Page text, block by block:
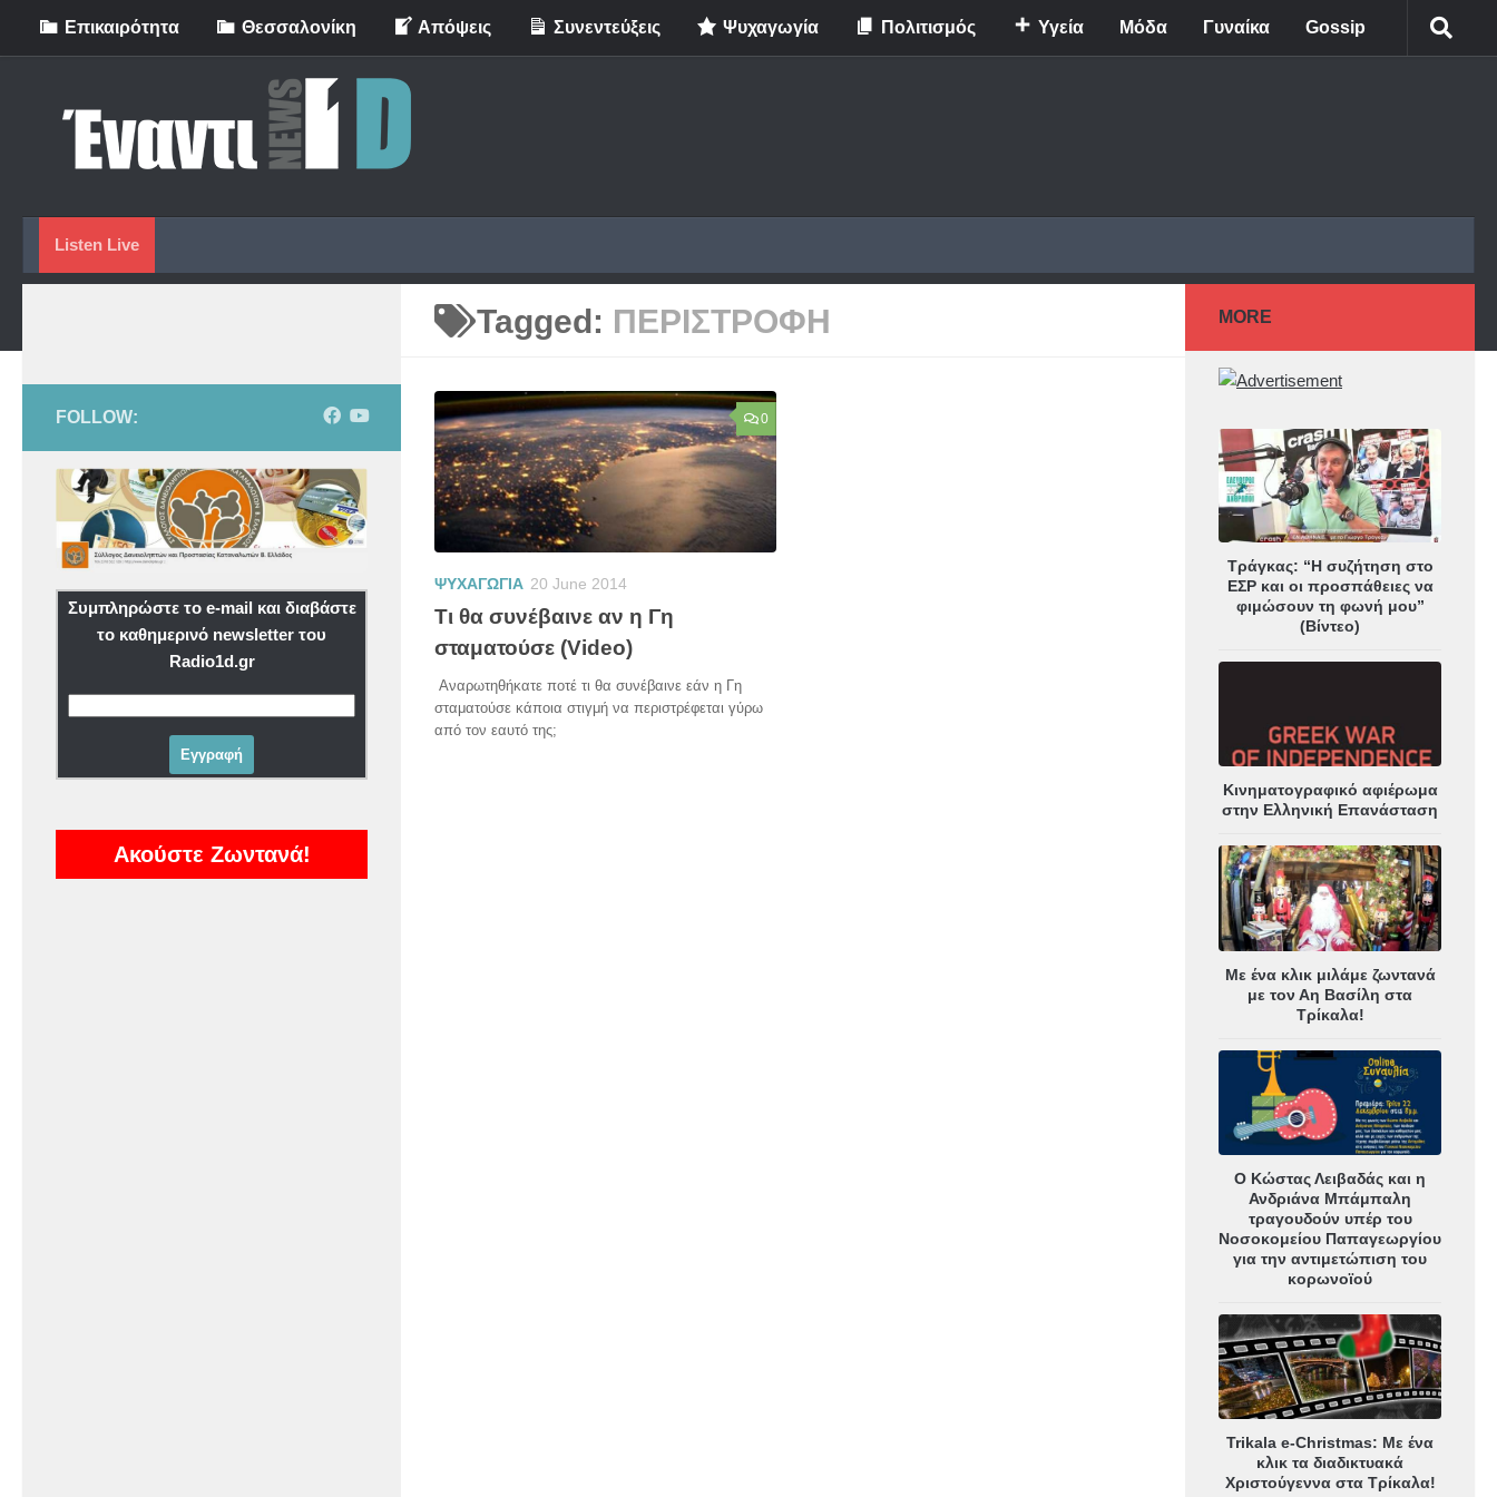
Skip to content
Eπικαιρότητα Θεσσαλονίκη Απόψεις Συνεντεύξεις Ψυχαγωγία Πολιτισμός Υγεία Μόδα Γυναίκα Gossip
Listen Live
Tagged: ΠΕΡΙΣΤΡΟΦΗ
0
ΨΥΧΑΓΩΓΙΑ 20 June 2014
Τι θα συνέβαινε αν η Γη
σταματούσε (Video)
Αναρωτηθήκατε ποτέ τι θα συνέβαινε εάν η Γη
σταματούσε κάποια στιγμή να περιστρέφεται γύρω
από τον εαυτό της;
FOLLOW:
Συμπληρώστε το e-mail και διαβάστε
το καθημερινό newsletter του
Radio1d.gr
Ακούστε Ζωντανά!
MORE
Τράγκας: “Η συζήτηση στο
ΕΣΡ και οι προσπάθειες να
φιμώσουν τη φωνή μου”
(Βίντεο)
Κινηματογραφικό αφιέρωμα
στην Ελληνική Επανάσταση
Με ένα κλικ μιλάμε ζωντανά
με τον Αη Βασίλη στα
Τρίκαλα!
Ο Κώστας Λειβαδάς και η
Ανδριάνα Μπάμπαλη
τραγουδούν υπέρ του
Νοσοκομείου Παπαγεωργίου
για την αντιμετώπιση του
κορωνοϊού
Trikala e-Christmas: Με ένα
κλικ τα διαδικτυακά
Χριστούγεννα στα Τρίκαλα!